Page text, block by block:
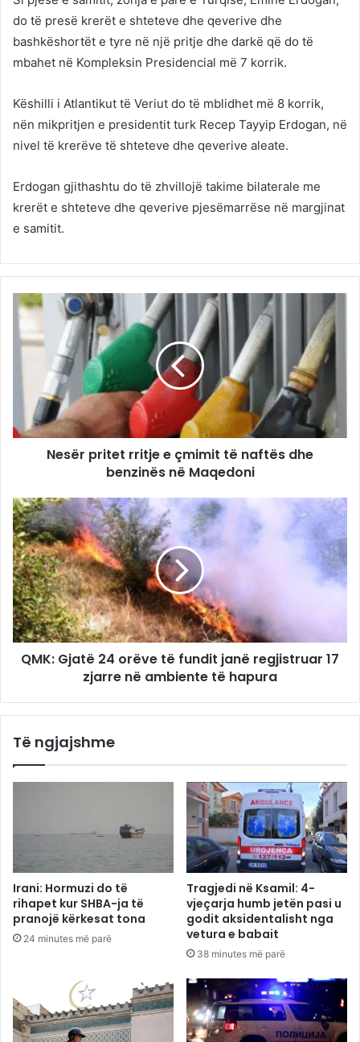
do të presë krerët e shteteve dhe qeverive dhe
bashkëshortët e tyre në një pritje dhe darkë që do të
mbahet në Kompleksin Presidencial më 7 korrik.
Këshilli i Atlantikut të Veriut do të mblidhet më 8 korrik,
nën mikpritjen e presidentit turk Recep Tayyip Erdogan, në
nivel të krerëve të shteteve dhe qeverive aleate.
Erdogan gjithashtu do të zhvillojë takime bilaterale me
krerët e shteteve dhe qeverive pjesëmarrëse në margjinat
e samitit.
Nesër pritet rritje e çmimit të naftës dhe
benzinës në Maqedoni
QMK: Gjatë 24 orëve të fundit janë regjistruar 17
zjarre në ambiente të hapura
Të ngjajshme
Irani: Hormuzi do të
rihapet kur SHBA-ja të
pranojë kërkesat tona
24 minutes më parë
Tragjedi në Ksamil: 4-
vjeçarja humb jetën pasi u
godit aksidentalisht nga
vetura e babait
38 minutes më parë